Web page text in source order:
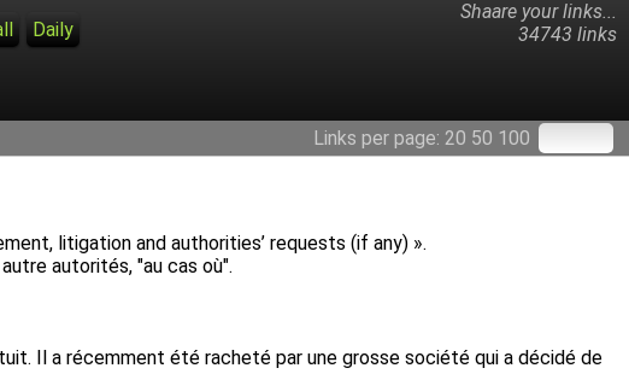
Shaare your links...
34743 links
Daily
Links per page: 20 50 100
litigation and authorities’ requests (if any) ».
autorités, "au cas où".
Il a récemment été racheté par une grosse société qui a décidé de